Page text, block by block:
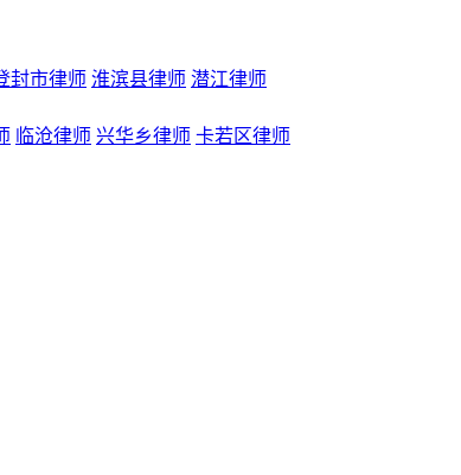
封市律师 淮滨县律师 潜江律师
临沧律师 兴华乡律师 卡若区律师